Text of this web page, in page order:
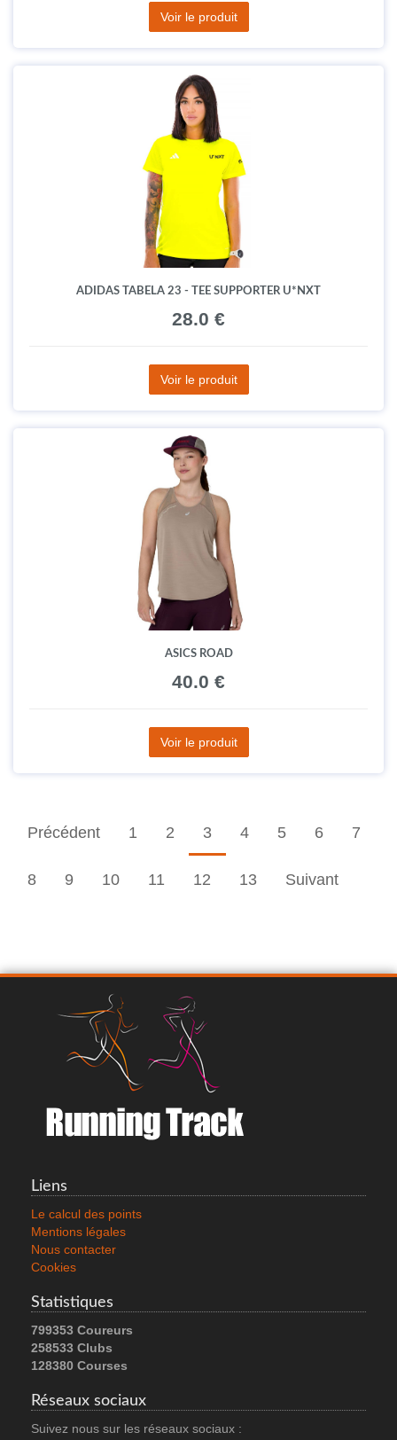
Voir le produit
ADIDAS TABELA 23 - TEE SUPPORTER U*NXT
28.0 €
Voir le produit
ASICS ROAD
40.0 €
Voir le produit
Précédent 1 2 3 4 5 6 7
8 9 10 11 12 13 Suivant
Liens
Le calcul des points
Mentions légales
Nous contacter
Cookies
Statistiques
799353 Coureurs
258533 Clubs
128380 Courses
Réseaux sociaux
Suivez nous sur les réseaux sociaux :